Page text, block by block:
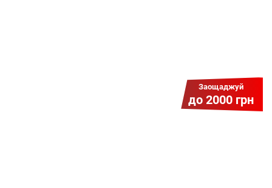
Заощаджуй
до 2000 грн